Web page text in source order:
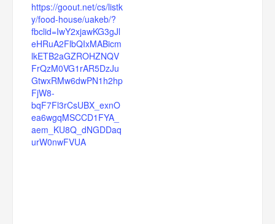
https://goout.net/cs/listk
y/food-house/uakeb/?
fbclid=IwY2xjawKG3gJl
eHRuA2FlbQIxMABicm
lkETB2aGZROHZNQV
FrQzM0VG1rAR5DzJu
GtwxRMw6dwPN1h2hp
FjW8-
bqF7Fl3rCsUBX_exnO
ea6wgqMSCCD1FYA_
aem_KU8Q_dNGDDaq
urW0nwFVUA